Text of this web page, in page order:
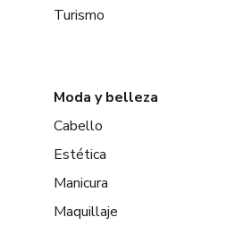
Turismo
Moda y belleza
Cabello
Estética
Manicura
Maquillaje